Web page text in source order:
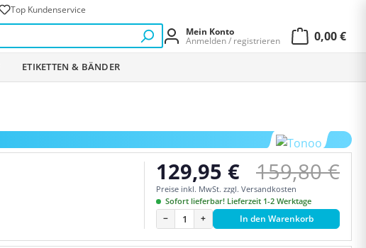
Top Kundenservice
Mein Konto
Anmelden / registrieren
0,00 €
ETIKETTEN & BÄNDER
Verkaufspreis:
129,95 € Regulärer
159,80 €
Preise inkl. MwSt. zzgl. Versandkosten
Sofort lieferbar! Lieferzeit 1-2 Werktage
− + In den Warenkorb